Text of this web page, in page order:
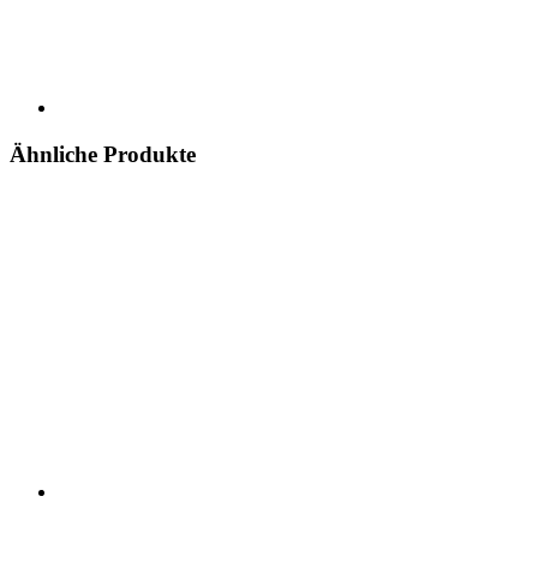
Ähnliche Produkte